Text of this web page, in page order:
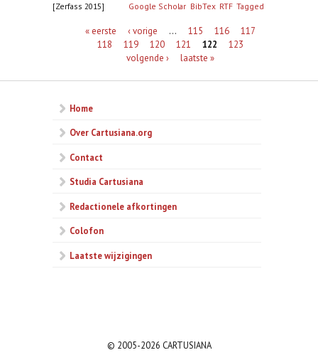
[Zerfass 2015] Google Scholar BibTex RTF Tagged
Pagina's« eerste ‹ vorige … 115 116
117
118
119 120 121 122
123
volgende ›
laatste »
Home
Over Cartusiana.org
Contact
Studia Cartusiana
Redactionele afkortingen
Colofon
Laatste wijzigingen
© 2005-2026 CARTUSIANA